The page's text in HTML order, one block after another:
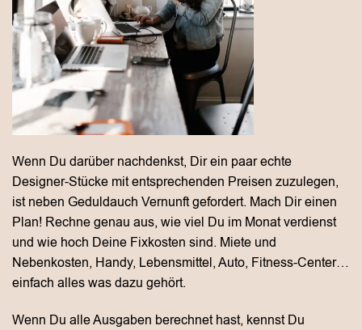
Wenn Du darüber nachdenkst, Dir ein paar echte
Designer-Stücke mit entsprechenden Preisen zuzulegen,
ist neben Geduldauch Vernunft gefordert. Mach Dir einen
Plan! Rechne genau aus, wie viel Du im Monat verdienst
und wie hoch Deine Fixkosten sind. Miete und
Nebenkosten, Handy, Lebensmittel, Auto, Fitness-Center…
einfach alles was dazu gehört.
Wenn Du alle Ausgaben berechnet hast, kennst Du